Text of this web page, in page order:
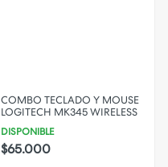
COMBO TECLADO Y MOUSE
LOGITECH MK345 WIRELESS
DISPONIBLE
$65.000